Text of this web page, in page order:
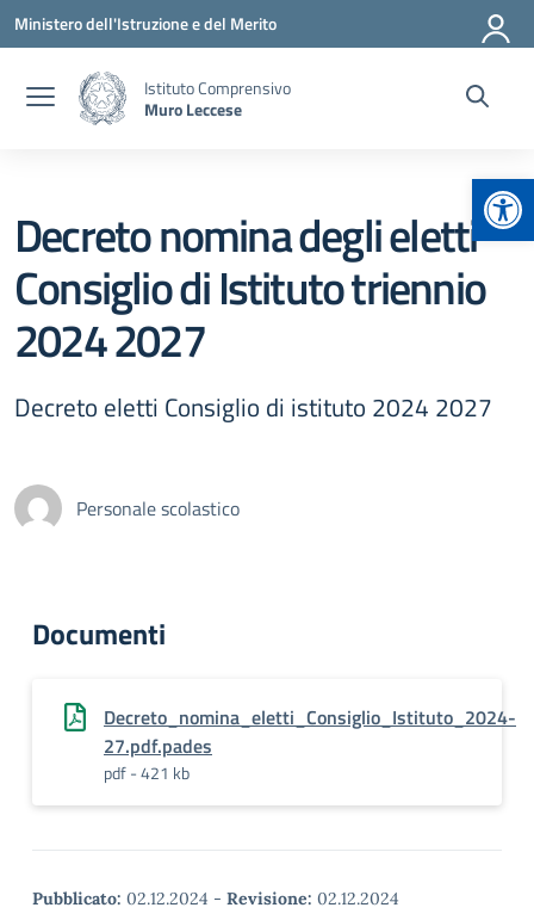
Vai ai contenuti
Vai al menu di navigazione
Vai al footer
Ministero dell'Istruzione e del Merito
Istituto Comprensivo
Muro Leccese
Decreto nomina degli eletti
Consiglio di Istituto triennio
2024 2027
Decreto eletti Consiglio di istituto 2024 2027
Personale scolastico
Documenti
Decreto_nomina_eletti_Consiglio_Istituto_2024-
27.pdf.pades
pdf - 421 kb
Pubblicato: 02.12.2024 - Revisione: 02.12.2024